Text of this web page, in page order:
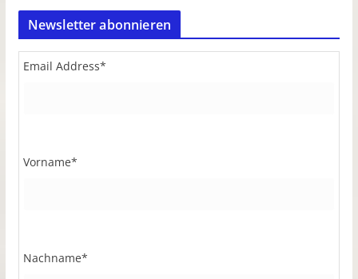
Newsletter abonnieren
Email Address*
Vorname*
Nachname*